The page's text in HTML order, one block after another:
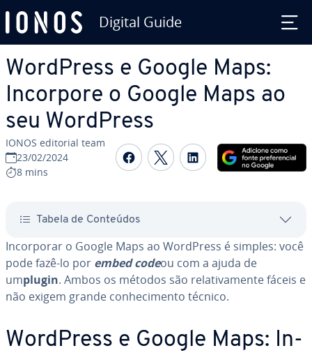
Digital Guide
WordPress e Google Maps:
Incorpore o Google Maps ao
seu WordPress
IONOS editorial team
23/02/2024
8 mins
Com­par­ti­lhar no
Com­par­ti­lhar no
Com­par­ti­lhar
Tabela de Conteúdos
In­cor­po­rar o Google Maps ao WordPress é simples: você
pode fazê-lo por embed codeou com a ajuda de
umplugin. Ambos os métodos são re­la­ti­va­mente fáceis e
não exigem grande co­nhe­ci­mento técnico.
WordPress e Google Maps: In­